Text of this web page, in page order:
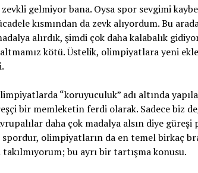
gelmiyor bana. Oysa spor sevgimi
kısmından da zevk alıyordum. Bu
alırdık, şimdi çok daha kalabalık
kötü. Üstelik, olimpiyatlara yeni
“koruyuculuk” adı altında
bir memleketin ferdi olarak. Sadece biz
daha çok madalya alsın diye
olimpiyatların da en temel birkaç
bu ayrı bir tartışma konusu.